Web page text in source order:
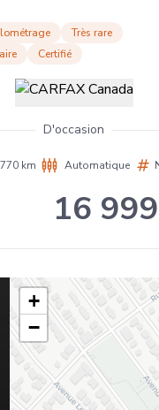
Très rare
Certifié
D'occasion
km Automatique
16
+
−